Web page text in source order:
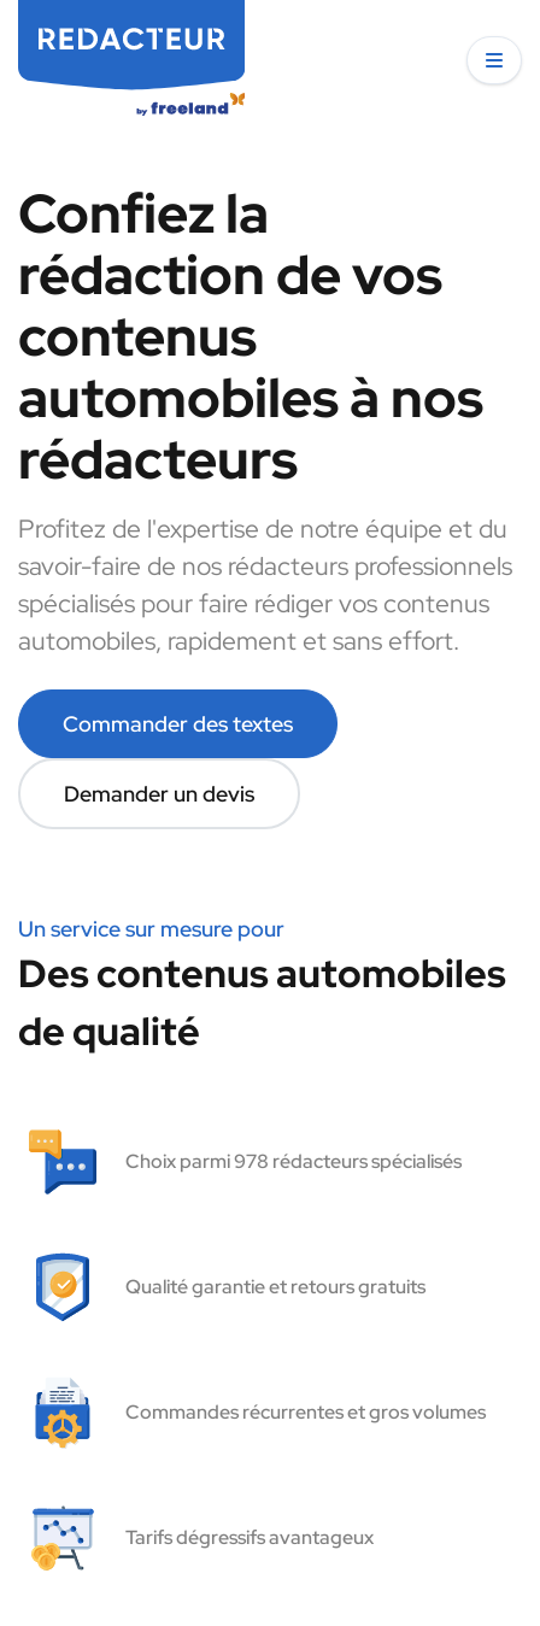
Confiez la
rédaction de vos
contenus
automobiles à nos
rédacteurs
Profitez de l'expertise de notre équipe et du
savoir-faire de nos rédacteurs professionnels
spécialisés pour faire rédiger vos contenus
automobiles, rapidement et sans effort.
Commander des textes
Demander un devis
Un service sur mesure pour
Des contenus automobiles
de qualité
Choix parmi 978 rédacteurs spécialisés
Qualité garantie et retours gratuits
Commandes récurrentes et gros volumes
Tarifs dégressifs avantageux